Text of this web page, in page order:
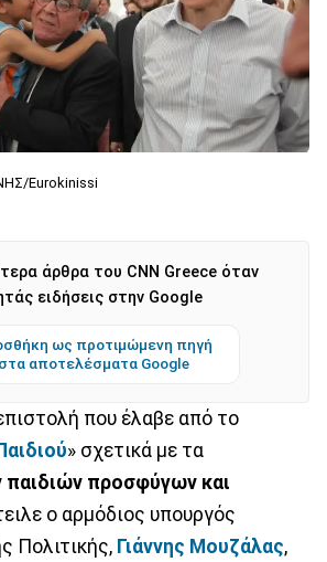
Eurokinissi
άρθρα του CNN Greece όταν
ειδήσεις στην Google
ως προτιμώμενη πηγή
στα αποτελέσματα Google
που έλαβε από το
» σχετικά με τα
παιδιών προσφύγων και
ο αρμόδιος υπουργός
Πολιτικής, Γιάννης Μουζάλας,